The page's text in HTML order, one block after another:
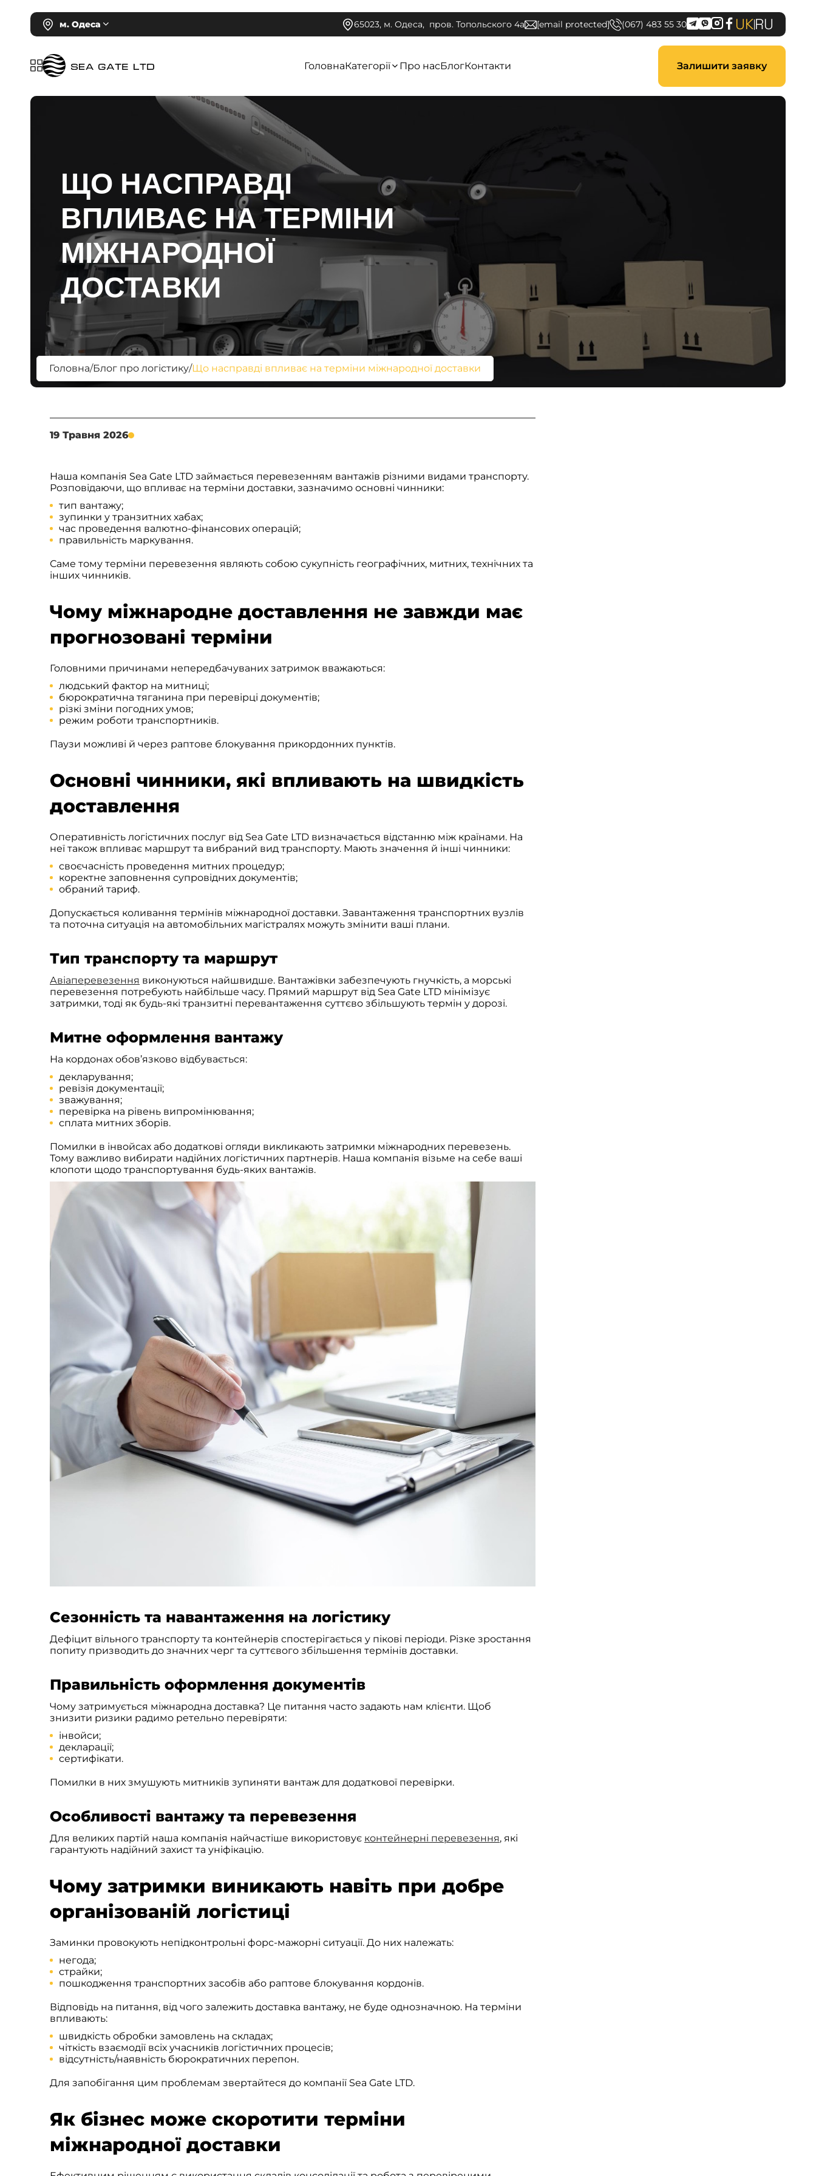
м. Одеса 65023, м. Одеса, пров. Топольского 4а [email protected] (067) 483 55 30 UKRU
ГоловнаКатегорії Про насБлогКонтакти Залишити заявку
Головна/Блог про логістику/Що насправді впливає на терміни міжнародної доставки
ЩО НАСПРАВДІ
ВПЛИВАЄ НА ТЕРМІНИ
МІЖНАРОДНОЇ
ДОСТАВКИ
19 Травня 2026
Наша компанія Sea Gate LTD займається перевезенням вантажів різними видами транспорту.
Розповідаючи, що впливає на терміни доставки, зазначимо основні чинники:
тип вантажу;
зупинки у транзитних хабах;
час проведення валютно-фінансових операцій;
правильність маркування.
Саме тому терміни перевезення являють собою сукупність географічних, митних, технічних та
інших чинників.
Чому міжнародне доставлення не завжди має
прогнозовані терміни
Головними причинами непередбачуваних затримок вважаються:
людський фактор на митниці;
бюрократична тяганина при перевірці документів;
різкі зміни погодних умов;
режим роботи транспортників.
Паузи можливі й через раптове блокування прикордонних пунктів.
Основні чинники, які впливають на швидкість
доставлення
Оперативність логістичних послуг від Sea Gate LTD визначається відстанню між країнами. На
неї також впливає маршрут та вибраний вид транспорту. Мають значення й інші чинники:
своєчасність проведення митних процедур;
коректне заповнення супровідних документів;
обраний тариф.
Допускається коливання термінів міжнародної доставки. Завантаження транспортних вузлів
та поточна ситуація на автомобільних магістралях можуть змінити ваші плани.
Тип транспорту та маршрут
Авіаперевезення виконуються найшвидше. Вантажівки забезпечують гнучкість, а морські
перевезення потребують найбільше часу. Прямий маршрут від Sea Gate LTD мінімізує
затримки, тоді як будь-які транзитні перевантаження суттєво збільшують термін у дорозі.
Митне оформлення вантажу
На кордонах обов’язково відбувається:
декларування;
ревізія документації;
зважування;
перевірка на рівень випромінювання;
сплата митних зборів.
Помилки в інвойсах або додаткові огляди викликають затримки міжнародних перевезень.
Тому важливо вибирати надійних логістичних партнерів. Наша компанія візьме на себе ваші
клопоти щодо транспортування будь-яких вантажів.
Сезонність та навантаження на логістику
Дефіцит вільного транспорту та контейнерів спостерігається у пікові періоди. Різке зростання
попиту призводить до значних черг та суттєвого збільшення термінів доставки.
Правильність оформлення документів
Чому затримується міжнародна доставка? Це питання часто задають нам клієнти. Щоб
знизити ризики радимо ретельно перевіряти:
інвойси;
декларації;
сертифікати.
Помилки в них змушують митників зупиняти вантаж для додаткової перевірки.
Особливості вантажу та перевезення
Для великих партій наша компанія найчастіше використовує контейнерні перевезення, які
гарантують надійний захист та уніфікацію.
Чому затримки виникають навіть при добре
організованій логістиці
Заминки провокують непідконтрольні форс-мажорні ситуації. До них належать:
негода;
страйки;
пошкодження транспортних засобів або раптове блокування кордонів.
Відповідь на питання, від чого залежить доставка вантажу, не буде однозначною. На терміни
впливають:
швидкість обробки замовлень на складах;
чіткість взаємодії всіх учасників логістичних процесів;
відсутність/наявність бюрократичних перепон.
Для запобігання цим проблемам звертайтеся до компанії Sea Gate LTD.
Як бізнес може скоротити терміни
міжнародної доставки